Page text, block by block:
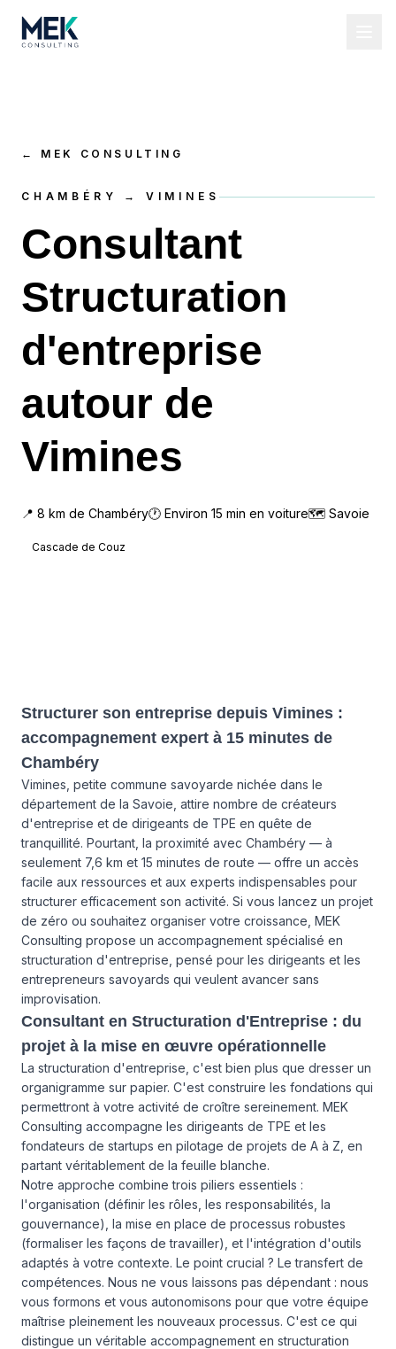
← MEK CONSULTING
CHAMBÉRY → VIMINES
Consultant
Structuration
d'entreprise
autour de
Vimines
📍 8 km de Chambéry🕐 Environ 15 min en voiture🗺 Savoie
Cascade de Couz
Structurer son entreprise depuis Vimines :
accompagnement expert à 15 minutes de
Chambéry
Vimines, petite commune savoyarde nichée dans le
département de la Savoie, attire nombre de créateurs
d'entreprise et de dirigeants de TPE en quête de
tranquillité. Pourtant, la proximité avec Chambéry — à
seulement 7,6 km et 15 minutes de route — offre un accès
facile aux ressources et aux experts indispensables pour
structurer efficacement son activité. Si vous lancez un projet
de zéro ou souhaitez organiser votre croissance, MEK
Consulting propose un accompagnement spécialisé en
structuration d'entreprise, pensé pour les dirigeants et les
entrepreneurs savoyards qui veulent avancer sans
improvisation.
Consultant en Structuration d'Entreprise : du
projet à la mise en œuvre opérationnelle
La structuration d'entreprise, c'est bien plus que dresser un
organigramme sur papier. C'est construire les fondations qui
permettront à votre activité de croître sereinement. MEK
Consulting accompagne les dirigeants de TPE et les
fondateurs de startups en pilotage de projets de A à Z, en
partant véritablement de la feuille blanche.
Notre approche combine trois piliers essentiels :
l'organisation (définir les rôles, les responsabilités, la
gouvernance), la mise en place de processus robustes
(formaliser les façons de travailler), et l'intégration d'outils
adaptés à votre contexte. Le point crucial ? Le transfert de
compétences. Nous ne vous laissons pas dépendant : nous
vous formons et vous autonomisons pour que votre équipe
maîtrise pleinement les nouveaux processus. C'est ce qui
distingue un véritable accompagnement en structuration